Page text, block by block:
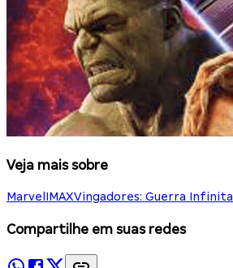
Veja mais sobre
Marvel IMAXVingadores: Guerra Infinita
Compartilhe em suas redes